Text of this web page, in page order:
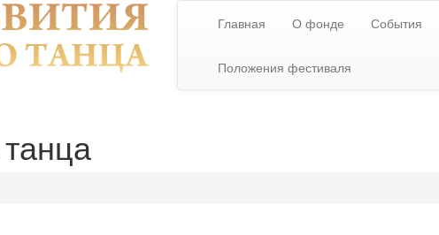
Главная О фонде События
Положения фестиваля